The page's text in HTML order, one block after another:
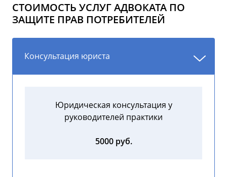
СТОИМОСТЬ УСЛУГ АДВОКАТА ПО
ЗАЩИТЕ ПРАВ ПОТРЕБИТЕЛЕЙ
Консультация юриста
Юридическая консультация у
руководителей практики
5000 руб.